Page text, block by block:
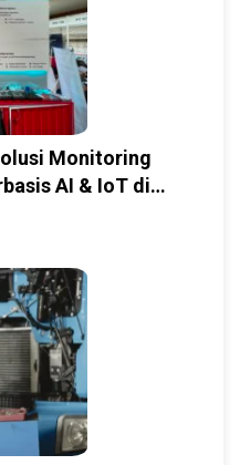
Monitoring
AI & IoT di
Expo (IMOX)